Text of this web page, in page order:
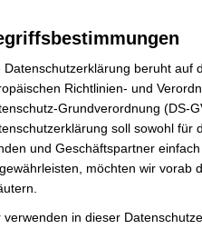
Datenschutzerklärung beruht auf
Richtlinien- und
Grundverordnung (DS-
soll sowohl für
und Geschäftspartner
möchten wir vorab
verwenden in dieser